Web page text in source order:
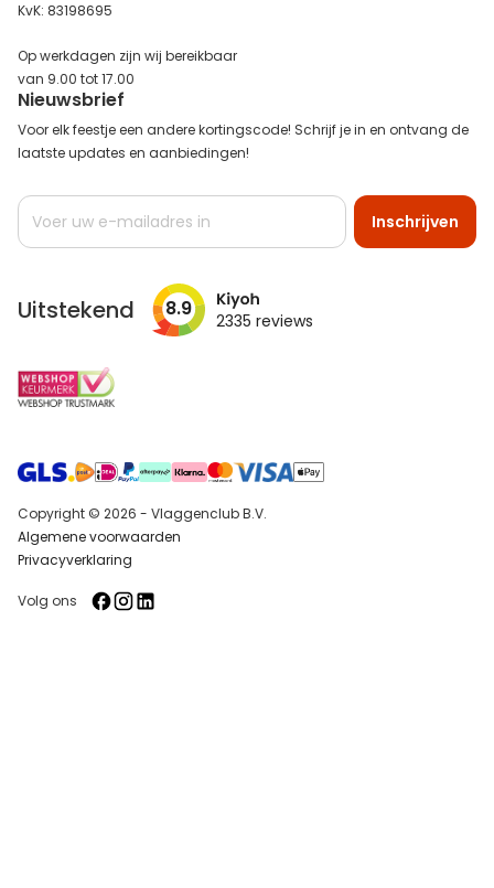
KvK: 83198695
Op werkdagen zijn wij bereikbaar
van 9.00 tot 17.00
Nieuwsbrief
Voor elk feestje een andere kortingscode! Schrijf je in en ontvang de
laatste updates en aanbiedingen!
Abonneer
op
Inschrijven
Uitstekend 8.9 2335 reviews
Copyright © 2026 - Vlaggenclub B.V.
Algemene voorwaarden
Privacyverklaring
Volg ons